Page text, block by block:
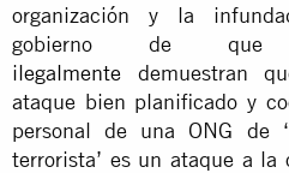
organización y la
gobierno de
ilegalmente demuestran
ataque bien planificado y
personal de una ONG de
terrorista’ es un ataque a la